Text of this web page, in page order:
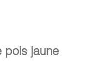
pois jaune